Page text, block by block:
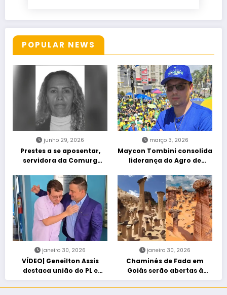
POPULAR NEWS
junho 29, 2026
Prestes a se aposentar,
servidora da Comurg
entra em protocolo de
morte encefálica
março 3, 2026
Maycon Tombini consolida
liderança do Agro de
“Acorda Brasil” em Goiânia
janeiro 30, 2026
VÍDEO| Geneilton Assis
destaca união do PL e
consolidação de apoio a
Maycon Tombini em Jataí
janeiro 30, 2026
Chaminés de Fada em
Goiás serão abertas à
visitação controlada